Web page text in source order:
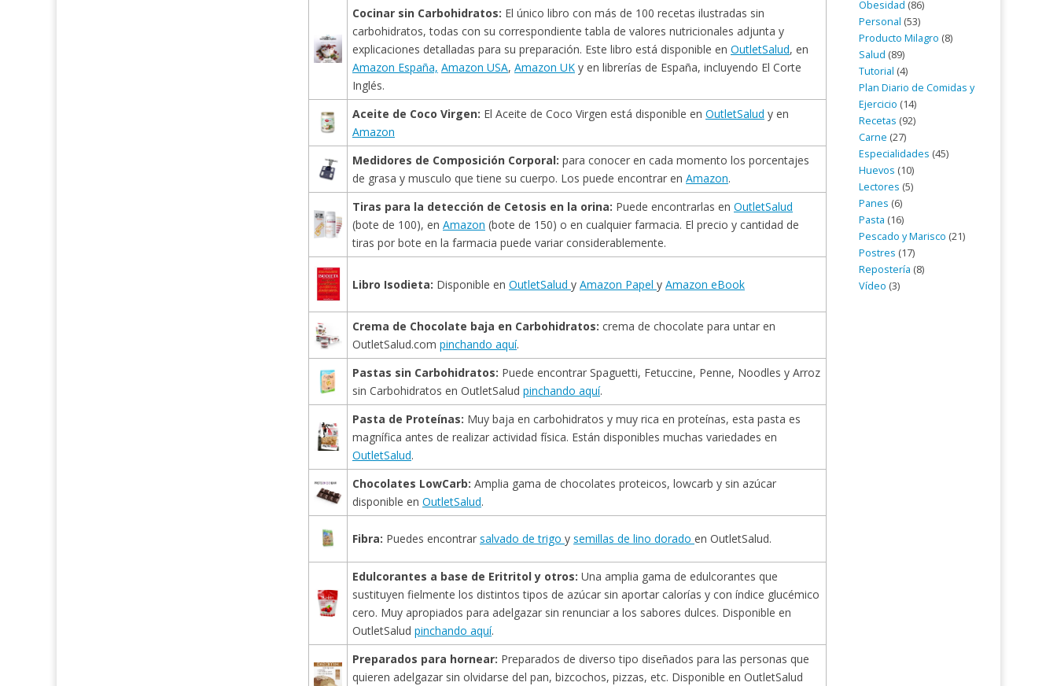
Cocinar sin Carbohidratos: El único libro con más de 100 recetas ilustradas sin
carbohidratos, todas con su correspondiente tabla de valores nutricionales adjunta y
explicaciones detalladas para su preparación. Este libro está disponible en OutletSalud, en
Amazon España, Amazon USA, Amazon UK y en librerías de España, incluyendo El Corte
Inglés.
Aceite de Coco Virgen: El Aceite de Coco Virgen está disponible en OutletSalud y en
Amazon
Medidores de Composición Corporal: para conocer en cada momento los porcentajes
de grasa y musculo que tiene su cuerpo. Los puede encontrar en Amazon.
Tiras para la detección de Cetosis en la orina: Puede encontrarlas en OutletSalud
(bote de 100), en Amazon (bote de 150) o en cualquier farmacia. El precio y cantidad de
tiras por bote en la farmacia puede variar considerablemente.
Libro Isodieta: Disponible en OutletSalud y Amazon Papel y Amazon eBook
Crema de Chocolate baja en Carbohidratos: crema de chocolate para untar en
OutletSalud.com pinchando aquí.
Pastas sin Carbohidratos: Puede encontrar Spaguetti, Fetuccine, Penne, Noodles y Arroz
sin Carbohidratos en OutletSalud pinchando aquí.
Pasta de Proteínas: Muy baja en carbohidratos y muy rica en proteínas, esta pasta es
magnífica antes de realizar actividad física. Están disponibles muchas variedades en
OutletSalud.
Chocolates LowCarb: Amplia gama de chocolates proteicos, lowcarb y sin azúcar
disponible en OutletSalud.
Fibra: Puedes encontrar salvado de trigo y semillas de lino dorado en OutletSalud.
Edulcorantes a base de Eritritol y otros: Una amplia gama de edulcorantes que
sustituyen fielmente los distintos tipos de azúcar sin aportar calorías y con índice glucémico
cero. Muy apropiados para adelgazar sin renunciar a los sabores dulces. Disponible en
OutletSalud pinchando aquí.
Preparados para hornear: Preparados de diverso tipo diseñados para las personas que
quieren adelgazar sin olvidarse del pan, bizcochos, pizzas, etc. Disponible en OutletSalud
Obesidad (86)
Personal (53)
Producto Milagro (8)
Salud (89)
Tutorial (4)
Plan Diario de Comidas y
Ejercicio (14)
Recetas (92)
Carne (27)
Especialidades (45)
Huevos (10)
Lectores (5)
Panes (6)
Pasta (16)
Pescado y Marisco (21)
Postres (17)
Repostería (8)
Vídeo (3)